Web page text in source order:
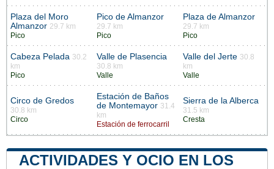
Plaza del Moro
Almanzor 29.7 km
Pico
Pico de Almanzor
29.7 km
Pico
Plaza de Almanzor
29.7 km
Pico
Cabeza Pelada 30.2
km
Pico
Valle de Plasencia
30.8 km
Valle
Valle del Jerte 30.8
km
Valle
Circo de Gredos
30.8 km
Circo
Estación de Baños
de Montemayor 31.4
km
Estación de ferrocarril
Sierra de la Alberca
31.5 km
Cresta
ACTIVIDADES Y OCIO EN LOS